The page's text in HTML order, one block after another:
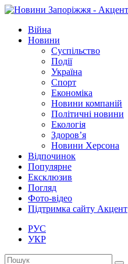
Війна
Новини
Суспільство
Події
Україна
Спорт
Економіка
Новини компаній
Політичні новини
Екологія
Здоров’я
Новини Херсона
Відпочинок
Популярне
Ексклюзив
Погляд
Фото-відео
Підтримка сайту Акцент
РУС
УКР